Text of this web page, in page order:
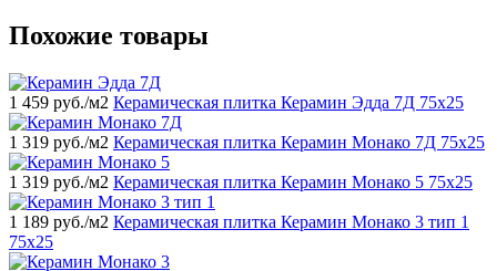
Похожие товары
1 459 руб./м2 Керамическая плитка Керамин Эдда 7Д 75x25
1 319 руб./м2 Керамическая плитка Керамин Монако 7Д 75x25
1 319 руб./м2 Керамическая плитка Керамин Монако 5 75x25
1 189 руб./м2 Керамическая плитка Керамин Монако 3 тип 1
75x25